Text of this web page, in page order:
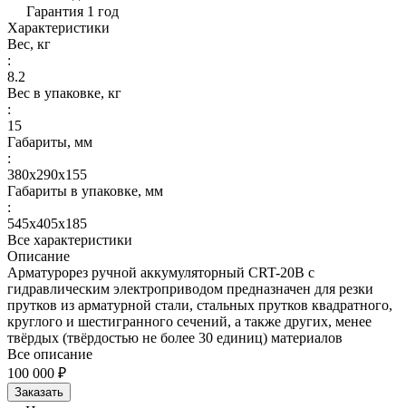
Гарантия 1 год
Характеристики
Вес, кг
:
8.2
Вес в упаковке, кг
:
15
Габариты, мм
:
380х290х155
Габариты в упаковке, мм
:
545x405x185
Все характеристики
Описание
Арматурорез ручной аккумуляторный CRT-20B с
гидравлическим электроприводом предназначен для резки
прутков из арматурной стали, стальных прутков квадратного,
круглого и шестигранного сечений, а также других, менее
твёрдых (твёрдостью не более 30 единиц) материалов
Все описание
100 000 ₽
Заказать